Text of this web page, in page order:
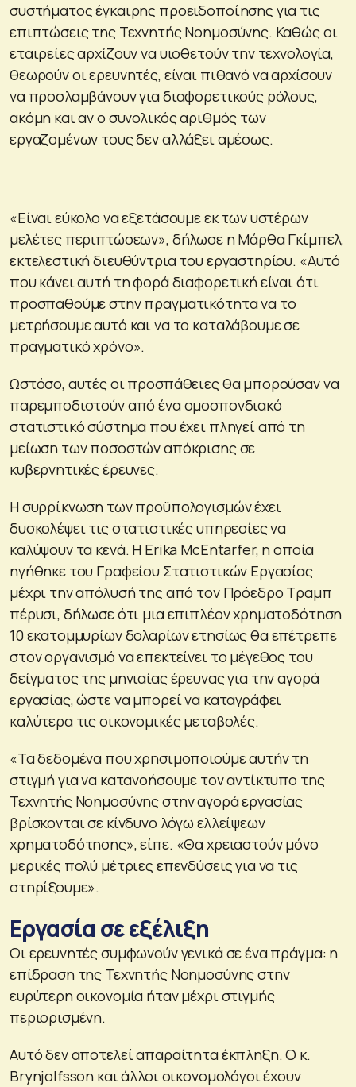
συστήματος έγκαιρης προειδοποίησης για τις
επιπτώσεις της Τεχνητής Νοημοσύνης. Καθώς οι
εταιρείες αρχίζουν να υιοθετούν την τεχνολογία,
θεωρούν οι ερευνητές, είναι πιθανό να αρχίσουν
να προσλαμβάνουν για διαφορετικούς ρόλους,
ακόμη και αν ο συνολικός αριθμός των
εργαζομένων τους δεν αλλάξει αμέσως.
«Είναι εύκολο να εξετάσουμε εκ των υστέρων
μελέτες περιπτώσεων», δήλωσε η Μάρθα Γκίμπελ,
εκτελεστική διευθύντρια του εργαστηρίου. «Αυτό
που κάνει αυτή τη φορά διαφορετική είναι ότι
προσπαθούμε στην πραγματικότητα να το
μετρήσουμε αυτό και να το καταλάβουμε σε
πραγματικό χρόνο».
Ωστόσο, αυτές οι προσπάθειες θα μπορούσαν να
παρεμποδιστούν από ένα ομοσπονδιακό
στατιστικό σύστημα που έχει πληγεί από τη
μείωση των ποσοστών απόκρισης σε
κυβερνητικές έρευνες.
Η συρρίκνωση των προϋπολογισμών έχει
δυσκολέψει τις στατιστικές υπηρεσίες να
καλύψουν τα κενά. Η Erika McEntarfer, η οποία
ηγήθηκε του Γραφείου Στατιστικών Εργασίας
μέχρι την απόλυσή της από τον Πρόεδρο Τραμπ
πέρυσι, δήλωσε ότι μια επιπλέον χρηματοδότηση
10 εκατομμυρίων δολαρίων ετησίως θα επέτρεπε
στον οργανισμό να επεκτείνει το μέγεθος του
δείγματος της μηνιαίας έρευνας για την αγορά
εργασίας, ώστε να μπορεί να καταγράφει
καλύτερα τις οικονομικές μεταβολές.
«Τα δεδομένα που χρησιμοποιούμε αυτήν τη
στιγμή για να κατανοήσουμε τον αντίκτυπο της
Τεχνητής Νοημοσύνης στην αγορά εργασίας
βρίσκονται σε κίνδυνο λόγω ελλείψεων
χρηματοδότησης», είπε. «Θα χρειαστούν μόνο
μερικές πολύ μέτριες επενδύσεις για να τις
στηρίξουμε».
Εργασία σε εξέλιξη
Οι ερευνητές συμφωνούν γενικά σε ένα πράγμα: η
επίδραση της Τεχνητής Νοημοσύνης στην
ευρύτερη οικονομία ήταν μέχρι στιγμής
περιορισμένη.
Αυτό δεν αποτελεί απαραίτητα έκπληξη. Ο κ.
Brynjolfsson και άλλοι οικονομολόγοι έχουν